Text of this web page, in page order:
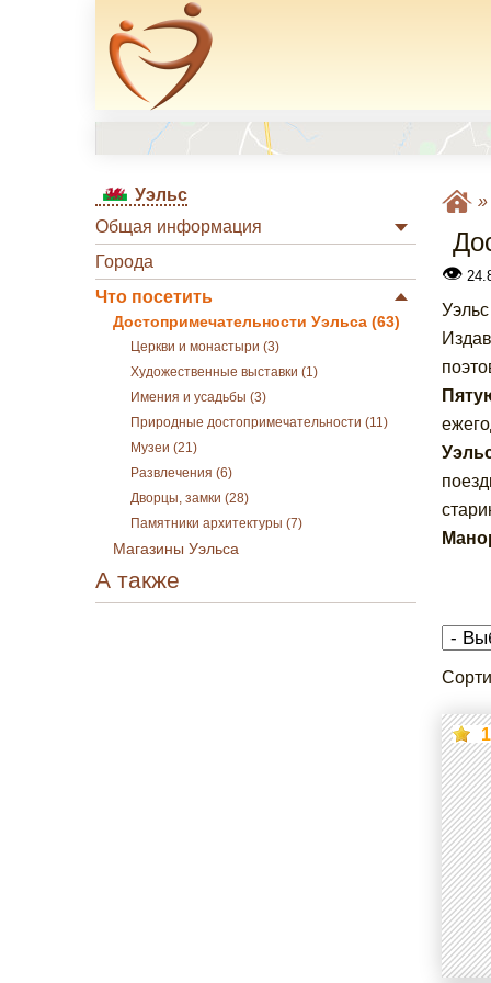
Уэльс
Общая информация
Города
Что посетить
Достопримечательности Уэльса (63)
Церкви и монастыри (3)
Художественные выставки (1)
Имения и усадьбы (3)
Природные достопримечательности (11)
Музеи (21)
Развлечения (6)
Дворцы, замки (28)
Памятники архитектуры (7)
Магазины Уэльса
А также
»
👁